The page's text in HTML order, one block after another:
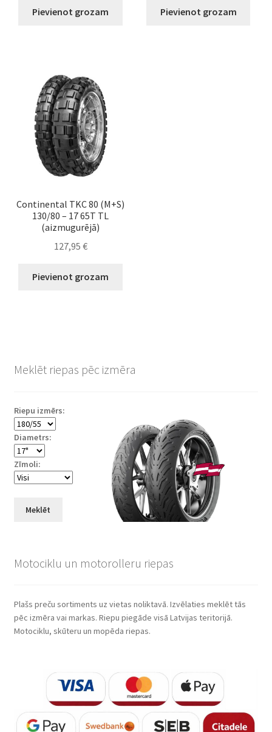
Pievienot grozam Pievienot grozam
Continental TKC 80 (M+S)
130/80 – 17 65T TL
(aizmugurējā)
127,95 €
Pievienot grozam
Meklēt riepas pēc izmēra
Riepu izmērs:
Diametrs:
Zīmoli:
Meklēt
Motociklu un motorolleru riepas
Plašs preču sortiments uz vietas noliktavā. Izvēlaties meklēt tās
pēc izmēra vai markas. Riepu piegāde visā Latvijas teritorijā.
Motociklu, skūteru un mopēda riepas.